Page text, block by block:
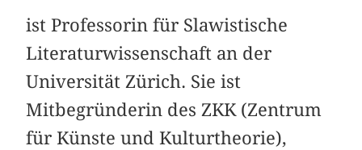
ist Professorin für Slawistische
Literaturwissenschaft an der
Universität Zürich. Sie ist
Mitbegründerin des ZKK (Zentrum
für Künste und Kulturtheorie),